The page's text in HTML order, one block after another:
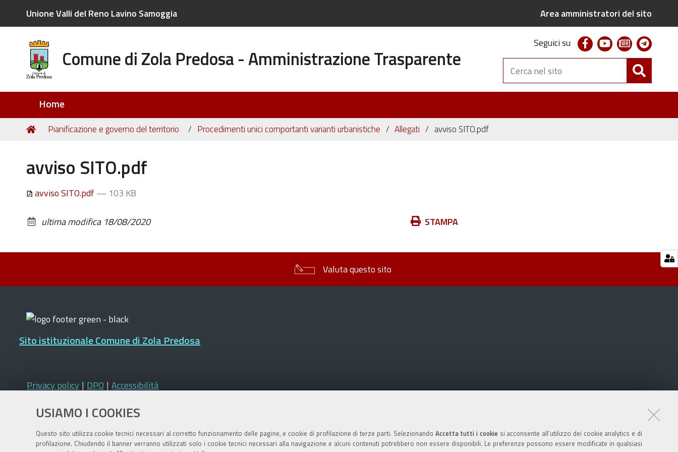
USIAMO I COOKIES
Questo sito utilizza cookie tecnici necessari al corretto funzionamento delle pagine, e cookie di profilazione di terze parti. Selezionando Accetta tutti i cookiesi acconsente all’utilizzo dei cookie analytics e di
profilazione. Chiudendo il banner verranno utilizzati solo i cookie tecnici necessari alla navigazione e alcuni contenuti potrebbero non essere disponibili. Le preferenze possono essere modificate in qualsiasi
Unione Valli del Reno Lavino Samoggia Area amministratori del sito
Comune di Zola Predosa - Amministrazione Trasparente
Seguici su facebookyoutubenewsletter
Cerca
nel
sito
Home
Tu
Home
Pianificazione e governo del territorio Procedimenti unici comportanti varianti urbanistiche Allegati avviso SITO.pdf
avviso SITO.pdf
avviso SITO.pdf— 103 KB
Azioni STAMPA
ultima modifica 18/08/2020
Valuta questo sito
Sito istituzionale Comune di Zola Predosa
Privacy policy | DPO | Accessibilità